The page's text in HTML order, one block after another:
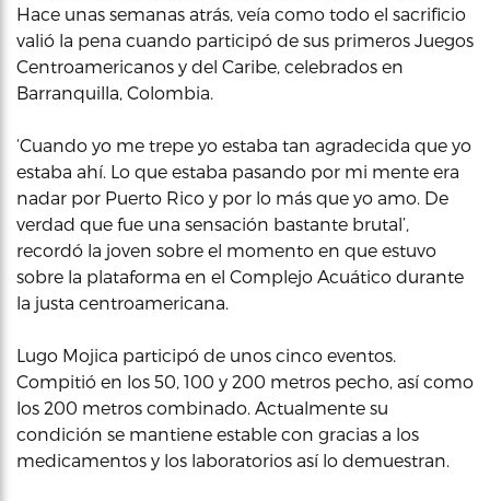
Hace unas semanas atrás, veía como todo el sacrificio
valió la pena cuando participó de sus primeros Juegos
Centroamericanos y del Caribe, celebrados en
Barranquilla, Colombia.
‘Cuando yo me trepe yo estaba tan agradecida que yo
estaba ahí. Lo que estaba pasando por mi mente era
nadar por Puerto Rico y por lo más que yo amo. De
verdad que fue una sensación bastante brutal’,
recordó la joven sobre el momento en que estuvo
sobre la plataforma en el Complejo Acuático durante
la justa centroamericana.
Lugo Mojica participó de unos cinco eventos.
Compitió en los 50, 100 y 200 metros pecho, así como
los 200 metros combinado. Actualmente su
condición se mantiene estable con gracias a los
medicamentos y los laboratorios así lo demuestran.